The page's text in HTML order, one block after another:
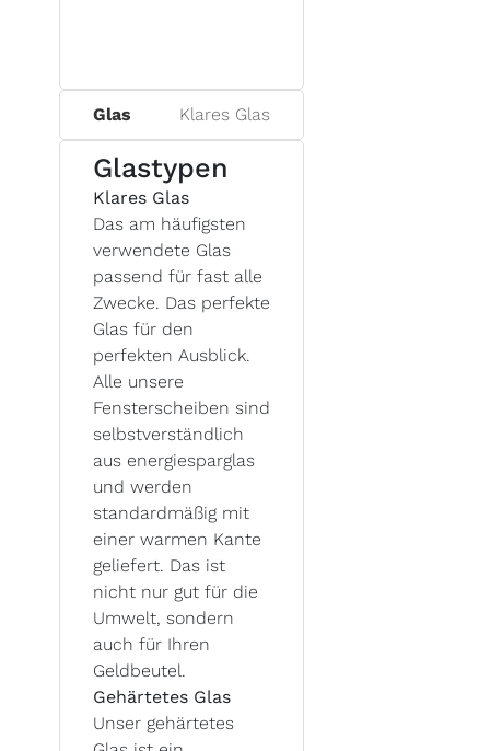
Glas Klares Glas
Glastypen
Klares Glas
Das am häufigsten
verwendete Glas
passend für fast alle
Zwecke. Das perfekte
Glas für den
perfekten Ausblick.
Alle unsere
Fensterscheiben sind
selbstverständlich
aus energiesparglas
und werden
standardmäßig mit
einer warmen Kante
geliefert. Das ist
nicht nur gut für die
Umwelt, sondern
auch für Ihren
Geldbeutel.
Gehärtetes Glas
Unser gehärtetes